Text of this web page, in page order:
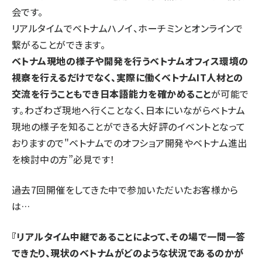
会です。
リアルタイムでベトナムハノイ、ホーチミンとオンラインで
繋がることができます。
ベトナム現地の様子や開発を行うベトナムオフィス環境の
視察を行えるだけでなく、実際に働くベトナムIT人材との
交流を行うこともでき日本語能力を確かめることが可能で
す。わざわざ現地へ行くことなく、日本にいながらベトナム
現地の様子を知ることができる大好評のイベントとなって
おりますので"ベトナムでのオフショア開発やベトナム進出
を検討中の方”必見です！
過去7回開催をしてきた中で参加いただいたお客様から
は…
『リアルタイム中継であることによって、その場で一問一答
できたり、現状のベトナムがどのような状況であるのかが